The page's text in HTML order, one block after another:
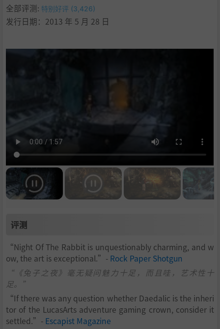
全部评测: 特别好评 (3,426)
发行日期：2013 年 5 月 28 日
评测
“Night Of The Rabbit is unquestionably charming, and w
ow, the art is exceptional.”- Rock Paper Shotgun
“《兔子之夜》毫无疑问魅力十足，而且哇，艺术性十
足。”
“If there was any question whether Daedalic is the inheri
tor of the LucasArts adventure gaming crown, consider it
settled.”- Escapist Magazine